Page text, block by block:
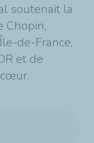
soutenait la
Chopin,
de-France,
et de